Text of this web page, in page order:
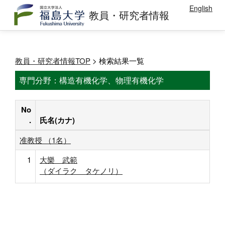
教員・研究者情報 English
教員・研究者情報TOP > 検索結果一覧
専門分野：構造有機化学、物理有機化学
No
.
氏名(カナ)
准教授 （1名）
1
大樂 武範
（ダイラク タケノリ）